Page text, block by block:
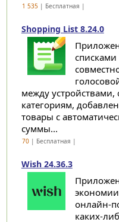
1 535| Бесплатная |
Shopping List 8.24.0
между устройствами,
категориям,
товары с
суммы...
70| Бесплатная |
Wish 24.36.3
онлайн-
каких-